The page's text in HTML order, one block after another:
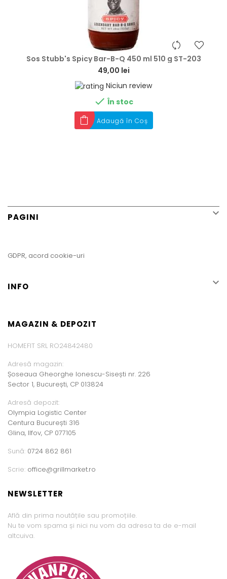
Sos Stubb's Spicy Bar-B-Q 450 ml 510 g ST-203
49,00 lei
Niciun review
 În stoc
Adaugă în Coș
PAGINI 
GDPR, acord cookie-uri
INFO 
MAGAZIN & DEPOZIT
HOMEFIT SRL RO24842480
Adresă magazin:
Șoseaua Gheorghe Ionescu-Sisești nr. 226
Sector 1, București, CP 013824
Adresă depozit:
Olympia Logistic Center
Centura București 316
Glina, Ilfov, CP 077105
Sună: 0724 862 861
Scrie: office@grillmarket.ro
NEWSLETTER
Află din prima noutățile sau promoțiile.
Nu te vom spama și nici nu vom da adresa ta de e-mail
altcuiva.